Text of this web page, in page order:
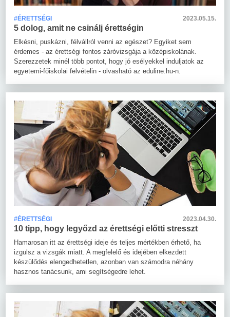
#ÉRETTSÉGI 2023.05.15.
5 dolog, amit ne csinálj érettségin
Elkésni, puskázni, félvállról venni az egészet? Egyiket sem
érdemes - az érettségi fontos záróvizsgája a középiskolának.
Szerezzetek minél több pontot, hogy jó esélyekkel induljatok az
egyetemi-főiskolai felvételin - olvasható az eduline.hu-n.
#ÉRETTSÉGI 2023.04.30.
10 tipp, hogy legyőzd az érettségi előtti stresszt
Hamarosan itt az érettségi ideje és teljes mértékben érhető, ha
izgulsz a vizsgák miatt. A megfelelő és idejében elkezdett
készülődés elengedhetetlen, azonban van számodra néhány
hasznos tanácsunk, ami segítségedre lehet.